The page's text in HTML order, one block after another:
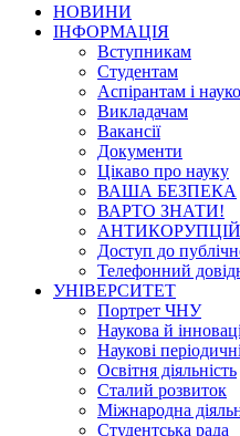
НОВИНИ
ІНФОРМАЦІЯ
Вступникам
Студентам
Аспірантам і
Викладачам
Вакансії
Документи
Цікаво про науку
ВАША БЕЗПЕКА
ВАРТО ЗНАТИ!
Доступ до
Телефонний
УНІВЕРСИТЕТ
Портрет ЧНУ
Наукова й
Наукові
Освітня діяльність
Сталий розвиток
Міжнародна
Студентська рада